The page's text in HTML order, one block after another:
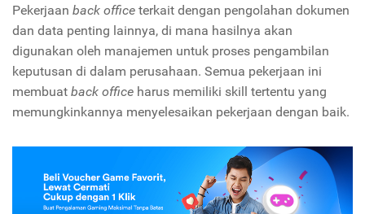
Pekerjaan back office terkait dengan pengolahan dokumen
dan data penting lainnya, di mana hasilnya akan
digunakan oleh manajemen untuk proses pengambilan
keputusan di dalam perusahaan. Semua pekerjaan ini
membuat back office harus memiliki skill tertentu yang
memungkinkannya menyelesaikan pekerjaan dengan baik.